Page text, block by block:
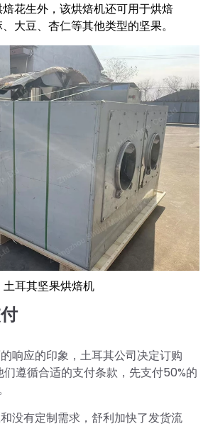
花生外，该烘焙机还可用于烘焙
大豆、杏仁等其他类型的坚果。
土耳其坚果烘焙机
响应的印象，土耳其公司决定订购
遵循合适的支付条款，先支付50%的
没有定制需求，舒利加快了发货流